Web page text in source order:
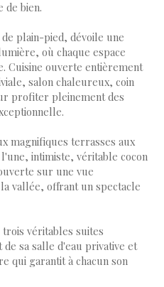
de bien.
plain-pied, dévoile une
où chaque espace
Cuisine ouverte entièrement
salon chaleureux, coin
profiter pleinement des
magnifiques terrasses aux
intimiste, véritable cocon
sur une vue
vallée, offrant un spectacle
véritables suites
de sa salle d'eau privative et
qui garantit à chacun son